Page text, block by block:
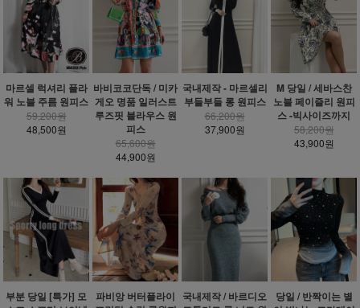
마르셀 럭셔리 플라
워 노블 주름 원피스
59,200원
48,500원
바비코코단독 / 미카
게오 명품 일러스트
루즈핏 블라우스 원
피스
65,600원
44,900원
국내제작 - 마르셀리
부들부들 롱 원피스
66,200원
37,900원
M 당일 / 세바스찬
노블 페이즐리 원피
스 -빅사이즈까지
58,200원
43,900원
부분 당일 [특가] 모
파비앙 버터플라이
국내제작 / 바르디오
당일 / 반짝이는 별